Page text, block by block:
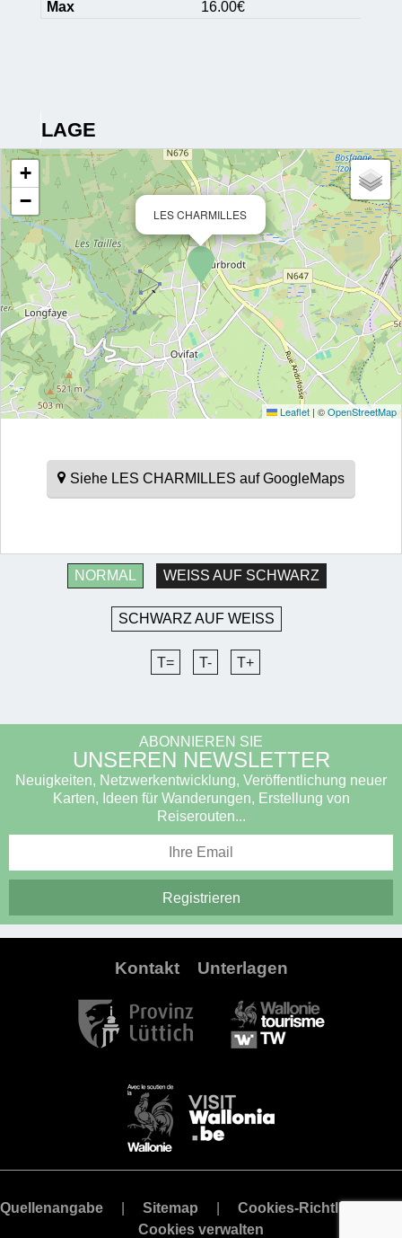
16.00€
LAGE
LES CHARMILLES
+
−
Leaflet | ©OpenStreetMap
Siehe LES CHARMILLES auf GoogleMaps
NORMAL WEISS AUF SCHWARZ
SCHWARZ AUF WEISS
T= T- T+
ABONNIEREN SIE
UNSEREN NEWSLETTER
Neuigkeiten, Netzwerkentwicklung, Veröffentlichung neuer
Karten, Ideen für Wanderungen, Erstellung von
Reiserouten...
Kontakt Unterlagen
Quellenangabe Sitemap
Cookies-Richtlinie
Cookies verwalten